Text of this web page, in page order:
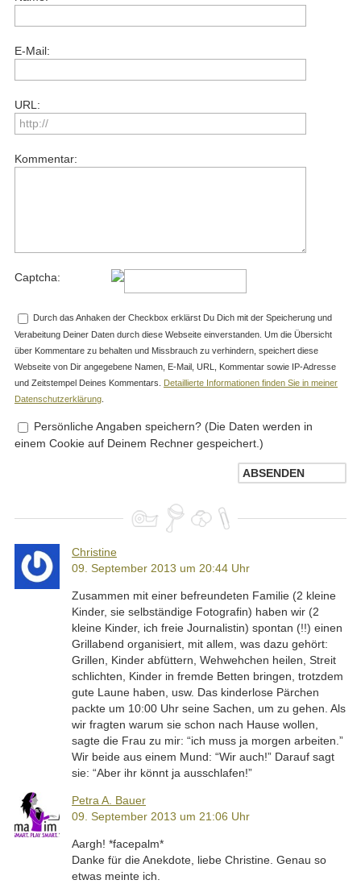
E-Mail:
URL:
Kommentar:
Captcha:
Durch das Anhaken der Checkbox erklärst Du Dich mit der Speicherung und
Verabeitung Deiner Daten durch diese Webseite einverstanden. Um die Übersicht
über Kommentare zu behalten und Missbrauch zu verhindern, speichert diese
Webseite von Dir angegebene Namen, E-Mail, URL, Kommentar sowie IP-Adresse
und Zeitstempel Deines Kommentars. Detaillierte Informationen finden Sie in meiner
Datenschutzerklärung
Persönliche Angaben speichern? (Die Daten werden in
einem Cookie auf Deinem Rechner gespeichert.)
Christine
09. September 2013 um 20:44 Uhr
Zusammen mit einer befreundeten Familie (2 kleine
Kinder, sie selbständige Fotografin) haben wir (2
kleine Kinder, ich freie Journalistin) spontan (!!) einen
Grillabend organisiert, mit allem, was dazu gehört:
Grillen, Kinder abfüttern, Wehwehchen heilen, Streit
schlichten, Kinder in fremde Betten bringen, trotzdem
gute Laune haben, usw. Das kinderlose Pärchen
packte um 10:00 Uhr seine Sachen, um zu gehen. Als
wir fragten warum sie schon nach Hause wollen,
sagte die Frau zu mir: “ich muss ja morgen arbeiten.”
Wir beide aus einem Mund: “Wir auch!” Darauf sagt
sie: “Aber ihr könnt ja ausschlafen!”
Petra A. Bauer
09. September 2013 um 21:06 Uhr
Aargh! *facepalm*
Danke für die Anekdote, liebe Christine. Genau so
etwas meinte ich.